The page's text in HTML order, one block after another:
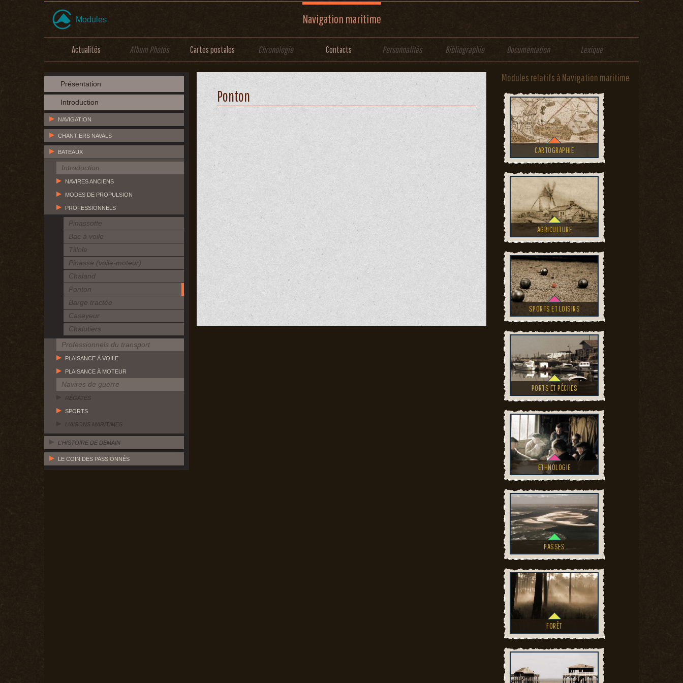
Modules Navigation maritime
Actualités Album Photos Cartes postales Chronologie Contacts Personnalités Bibliographie Documentation Lexique
Présentation
Introduction
NAVIGATION
CHANTIERS NAVALS
BATEAUX
Introduction
NAVIRES ANCIENS
MODES DE PROPULSION
PROFESSIONNELS
Pinassotte
Bac à voile
Tillole
Pinasse (voile-moteur)
Chaland
Ponton
Barge tractée
Caseyeur
Chalutiers
Professionnels du transport
PLAISANCE À VOILE
PLAISANCE À MOTEUR
Navires de guerre
RÉGATES
SPORTS
LIAISONS MARITIMES
L'HISTOIRE DE DEMAIN
LE COIN DES PASSIONNÉS
Ponton
Modules relatifs à Navigation maritime
CARTOGRAPHIE
AGRICULTURE
SPORTS ET LOISIRS
PORTS ET PÊCHES
ETHNOLOGIE
PASSES
FORÊT